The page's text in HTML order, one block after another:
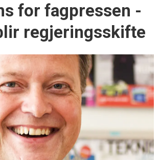
for fagpressen -
regjeringsskifte